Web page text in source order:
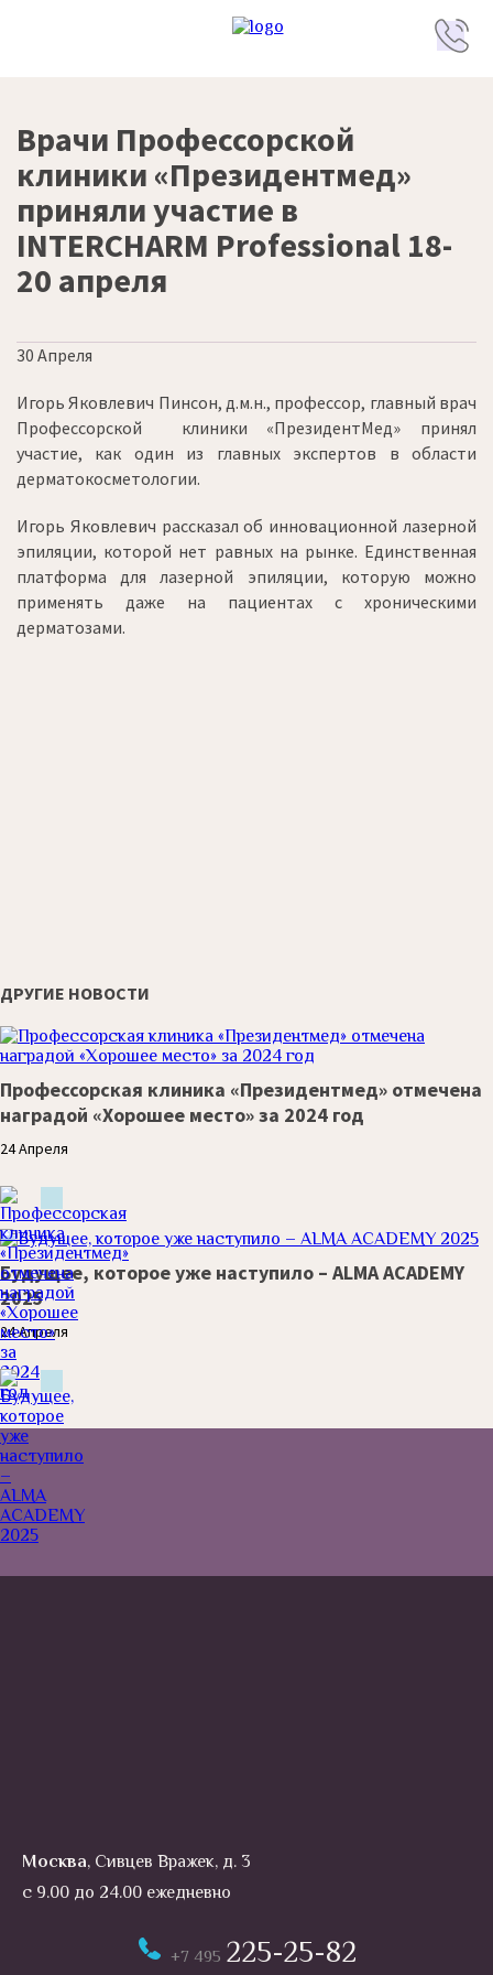
Врачи Профессорской
клиники «Президентмед»
приняли участие в
INTERCHARM Professional 18-
20 апреля
30 Апреля
Игорь Яковлевич Пинсон, д.м.н., профессор, главный врач
Профессорской клиники «ПрезидентМед» принял
участие, как один из главных экспертов в области
дерматокосметологии.
Игорь Яковлевич рассказал об инновационной лазерной
эпиляции, которой нет равных на рынке. Единственная
платформа для лазерной эпиляции, которую можно
применять даже на пациентах с хроническими
дерматозами.
ДРУГИЕ НОВОСТИ
Профессорская клиника «Президентмед» отмечена
наградой «Хорошее место» за 2024 год
24 Апреля
Будущее, которое уже наступило – ALMA ACADEMY
2025
24 Апреля
Москва, Сивцев Вражек, д. 3
с 9.00 до 24.00 ежедневно
+7 495 225-25-82